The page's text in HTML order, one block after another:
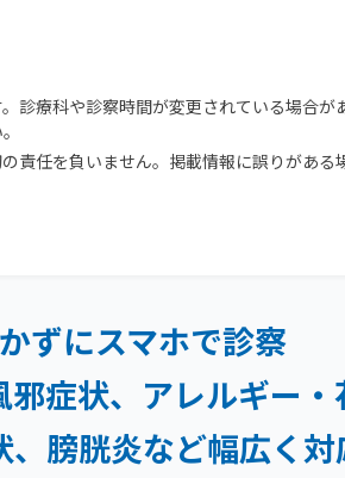
診療科や診察時間が変更されている場合が
責任を負いません。掲載情報に誤りがある
ずにスマホで診察
症状、 アレルギー・
、膀胱炎など幅広く対